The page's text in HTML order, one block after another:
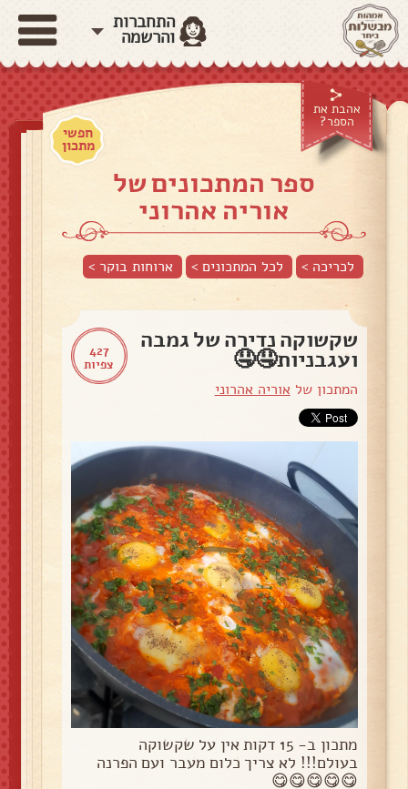
התחברות
והרשמה
אהבת את
הספר?
חפשי
מתכון
ספר המתכונים של
אוריה אהרוני
לכריכה > לכל המתכונים > ארוחות בוקר >
427
צפיות
שקשוקה נדירה של גמבה
ועגבניות🤤🤤
המתכון של אוריה אהרוני
מתכון ב- 15 דקות אין על שקשוקה
בעולם!!! לא צריך כלום מעבר ועם הפרנה
😋😋😋😋😋